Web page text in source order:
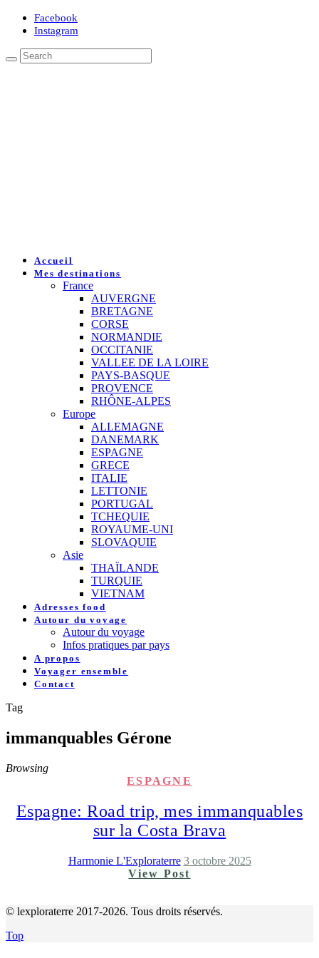
Facebook
Instagram
Accueil
Mes destinations
France
AUVERGNE
BRETAGNE
CORSE
NORMANDIE
OCCITANIE
VALLEE DE LA LOIRE
PAYS-BASQUE
PROVENCE
RHÔNE-ALPES
Europe
ALLEMAGNE
DANEMARK
ESPAGNE
GRECE
ITALIE
LETTONIE
PORTUGAL
TCHEQUIE
ROYAUME-UNI
SLOVAQUIE
Asie
THAÏLANDE
TURQUIE
VIETNAM
Adresses food
Autour du voyage
Autour du voyage
Infos pratiques par pays
A propos
Voyager ensemble
Contact
Tag
immanquables Gérone
Browsing
ESPAGNE
Espagne: Road trip, mes immanquables
sur la Costa Brava
Harmonie L'Exploraterre 3 octobre 2025
View Post
© lexploraterre 2017-2026. Tous droits réservés.
Top